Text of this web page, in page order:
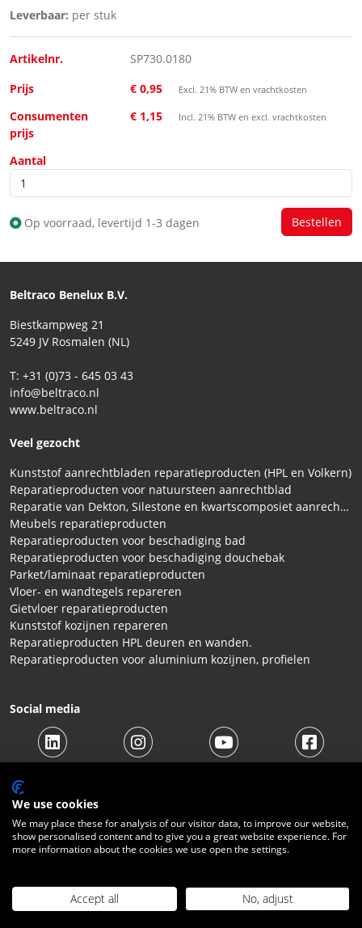
Leverbaar: per stuk
Artikelnr.
SP730.0180
Prijs
€ 0,95 Excl. 21% BTW en vrachtkosten
Consumenten
prijs
€ 1,15 Incl. 21% BTW en excl. vrachtkosten
Aantal
Op voorraad, levertijd 1-3 dagen
Beltraco Benelux B.V.
Biestkampweg 21
5249 JV Rosmalen (NL)
T: +31 (0)73 - 645 03 43
info@beltraco.nl
www.beltraco.nl
Veel gezocht
Kunststof aanrechtbladen reparatieproducten (HPL en Volkern)
Reparatieproducten voor natuursteen aanrechtblad
Reparatie van Dekton, Silestone en kwartscomposiet aanrechtbladen
Meubels reparatieproducten
Reparatieproducten voor beschadiging bad
Reparatieproducten voor beschadiging douchebak
Parket/laminaat reparatieproducten
Vloer- en wandtegels repareren
Gietvloer reparatieproducten
Kunststof kozijnen repareren
Reparatieproducten HPL deuren en wanden.
Reparatieproducten voor aluminium kozijnen, profielen
Social media
© 2026 Beltraco Benelux B.V. |Algemene voorwaarden
Verzendkosten|Contact
We use cookies
We may place these for analysis of our visitor data, to improve our website,
show personalised content and to give you a great website experience. For
more information about the cookies we use open the settings.
Accept all No, adjust